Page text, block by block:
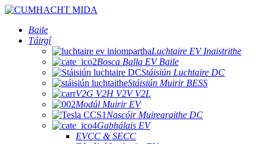
Baile
Táirgí
Luchtaire EV Inaistrithe
Bosca Balla EV Baile
Stáisiún Luchtaire DC
Stáisiún Muirir BESS
V2G V2H V2V V2L
Modúl Muirir EV
Nascóir Muirearaithe DC
Gabhálais EV
EVCC & SECC